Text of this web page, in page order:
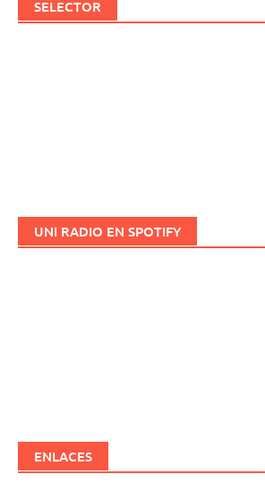
SELECTOR
UNI RADIO EN SPOTIFY
ENLACES